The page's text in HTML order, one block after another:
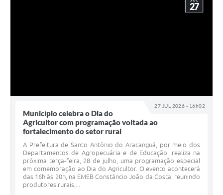
27 JUL 2026 - 16h02
27
Município celebra o Dia do
Agricultor com programação voltada ao
fortalecimento do setor rural
A Prefeitura de Santo Antônio do Aracanguá, por meio dos
Departamentos de Agropecuária e de Educação, realiza na
próxima terça-feira, 28 de julho, uma programação especial
em comemoração ao Dia do Agricultor. O evento acontecerá
das 16h às 20h, na EMEB Constâncio João da Costa, reunindo
produtores rurais,...